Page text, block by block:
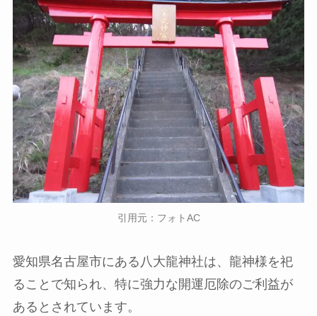
引用元：フォトAC
愛知県名古屋市にある八大龍神社は、龍神様を祀
ることで知られ、特に強力な開運厄除のご利益が
あるとされています。